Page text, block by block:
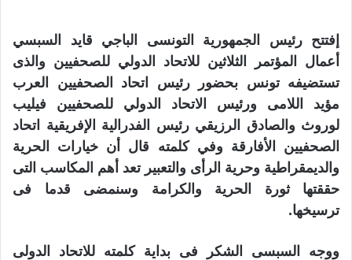
إفتتح رئيس الجمهورية التونسى الباجي قايد السبسي
أعمال المؤتمر الثلاثين للاتحاد الدولي للصحفيين والذى
تستضيفه تونس بحضور رئيس اتحاد الصحفيين العرب
مؤيد اللامى ورئيس الاتحاد الدولي للصحفيين فيليب
لوروث والصادق الرزيقي رئيس الفدرالية الإفريقية اتحاد
الصحفيين الأفارقة وفي كلمته قال أن خيارات الحرية
والديمقراطية وحرية الرأى والتعبير تعد أهم المكاسب التى
حققتها ثورة الحرية والكرامة وسنمضى قدما فى
ترسيخها.
ووجه السبسى الشكر فى بداية كلمته للاتحاد الدولى